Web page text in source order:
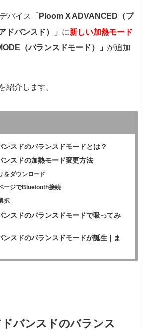
バイス
「Ploom X ADVANCED（プ
ドバンスド）」 に新しい加熱モード
（バランスドモード）」 が追加
紹介します。
ンスドのバランスドモードとは？
ンスドの加熱モード変更方法
をダウンロード
ージでBluetooth接続
択
ンスドのバランスドモードで吸ってみ
ンスドのバランスドモードが誕生｜ま
バンスドのバランス